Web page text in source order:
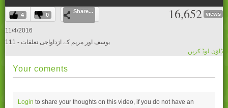
0
seconds
of
0
4 0
Share... 16,652 views
11/4/2016
111 - یوسف اور مریم کے ازداواجی تعلقات
ڈاؤن لوڈ کریں
Your coments
Login to share your thoughts on this video, if you do not have an